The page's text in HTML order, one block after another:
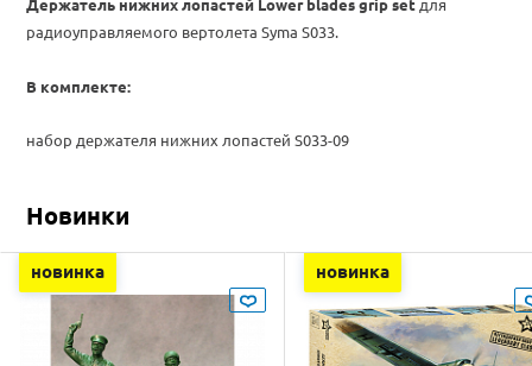
радиоуправляемого вертолета Syma S033.
В комплекте:
набор держателя нижних лопастей S033-09
Новинки
новинка новинка